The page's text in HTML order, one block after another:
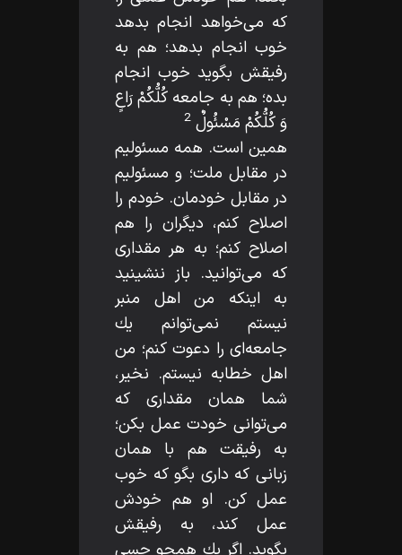
كه مى‌خواهد انجام بدهد
خوب انجام بدهد؛ هم به
رفيقش بگويد خوب انجام
بده؛ هم به جامعه كُلُّكُمْ رَاعٍ
وَ كُلُّكُمْ مَسْئُولٌ 2
همين است. همه مسئوليم
در مقابل ملت؛ و مسئوليم
در مقابل خودمان. خودم را
اصلاح كنم، ديگران را هم
اصلاح كنم؛ به هر مقدارى
كه مى‌توانيد. باز ننشينيد
به اينكه من اهل منبر
نيستم نمى‌توانم يك
جامعه‌اى را دعوت كنم؛ من
اهل خطابه نيستم. نخير،
شما همان مقدارى كه
مى‌توانى خودت عمل بكن؛
به رفيقت هم با همان
زبانى كه دارى بگو كه خوب
عمل كن. او هم خودش
عمل كند، به رفيقش
بگويد. اگر يك همچو حسى